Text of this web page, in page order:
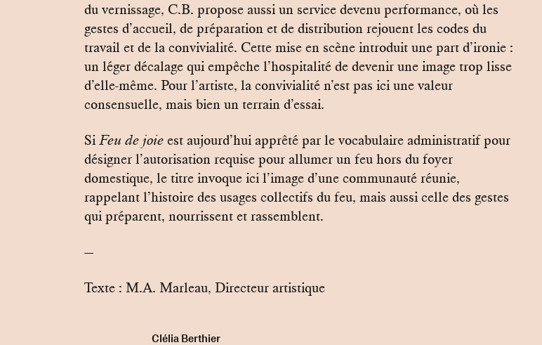
du vernissage, C.B. propose aussi un service devenu performance, où les
gestes d’accueil, de préparation et de distribution rejouent les codes du
travail et de la convivialité. Cette mise en scène introduit une part d’ironie :
un léger décalage qui empêche l’hospitalité de devenir une image trop lisse
d’elle-même. Pour l’artiste, la convivialité n’est pas ici une valeur
consensuelle, mais bien un terrain d’essai.
Si Feu de joie est aujourd’hui apprêté par le vocabulaire administratif pour
désigner l’autorisation requise pour allumer un feu hors du foyer
domestique, le titre invoque ici l’image d’une communauté réunie,
rappelant l’histoire des usages collectifs du feu, mais aussi celle des gestes
qui préparent, nourrissent et rassemblent.
—
Texte : M.A. Marleau, Directeur artistique
Clélia Berthier